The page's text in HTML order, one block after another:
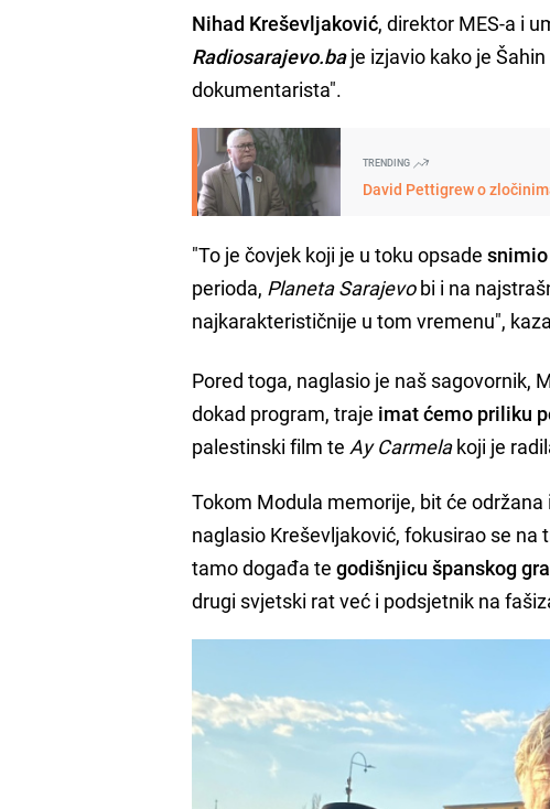
Nihad Kreševljaković, direktor MES-a i
Radiosarajevo.baje izjavio kako je
dokumentarista".
TRENDING
David Pettigrew o
"To je čovjek koji je u toku opsade
perioda, Planeta Sarajevobi i na
najkarakterističnije u tom vremenu",
Pored toga, naglasio je naš sagovornik,
dokad program, traje imat ćemo priliku
palestinski film te Ay Carmelakoji je
Tokom Modula memorije, bit će
naglasio Kreševljaković, fokusirao se
tamo događa tegodišnjicu španskog
drugi svjetski rat već i podsjetnik na